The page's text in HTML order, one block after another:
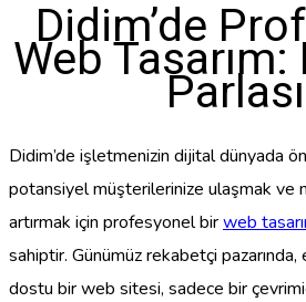
Didim’de
Web Tasarım:
Didim’de işletmenizin dijital dünyada
potansiyel müşterilerinize ulaşmak ve
artırmak için profesyonel birweb
sahiptir. Günümüz rekabetçi pazarında,
dostu bir web sitesi, sadece bir